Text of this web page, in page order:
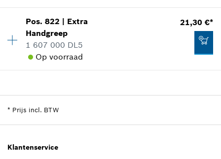
9,16 €*
Prijs incl. BTW
Toepassingsinstructie
In weergave tonen
Prijsgroep :13
reserveonderdelen informatie
Toepassingsinstructie
2,02 €*
Pos.822 | Extra
Handgreep
1 607 000 DL5
Op voorraad
21,30 €*
reserveonderdelen informatie
* Prijs incl. BTW
Klantenservice